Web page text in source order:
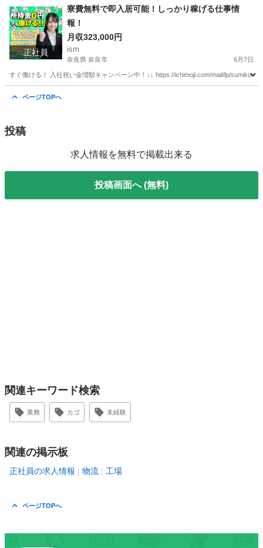
工場 情報
正社員
寮費無料で即入居可能！しっかり稼げる仕事情
報！
月収323,000円
ism
奈良県 奈良市 6月7日
すぐ働ける！ 入社祝い金増額キャンペーン中！↓↓ https://ichimoji.com/mail/lp/
ページTOPへ
投稿
求人情報を無料で掲載出来る
投稿画面へ (無料)
関連キーワード検索
業務 カゴ 未経験
関連の掲示板
正社員の求人情報 物流 工場
ページTOPへ